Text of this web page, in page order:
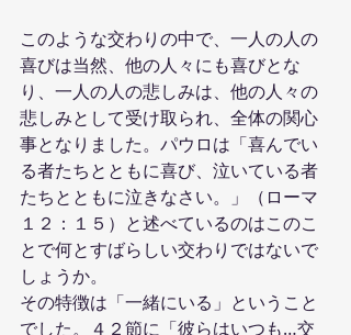
このような交わりの中で、一人の人の
喜びは当然、他の人々にも喜びとな
り、一人の人の悲しみは、他の人々の
悲しみとして受け取られ、全体の関心
事となりました。パウロは「喜んでい
る者たちとともに喜び、泣いている者
たちとともに泣きなさい。」（ローマ
１２：１５）と述べているのはこのこ
とで何とすばらしい交わりではないで
しょうか。
その特徴は「一緒にいる」ということ
でした。４２節に「彼らはいつも…交